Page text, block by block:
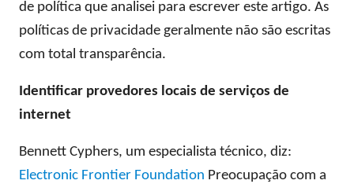
de política que analisei para escrever este artigo. As
políticas de privacidade geralmente não são escritas
com total transparência.
Identificar provedores locais de serviços de
internet
Bennett Cyphers, um especialista técnico, diz:
Electronic Frontier Foundation Preocupação com a